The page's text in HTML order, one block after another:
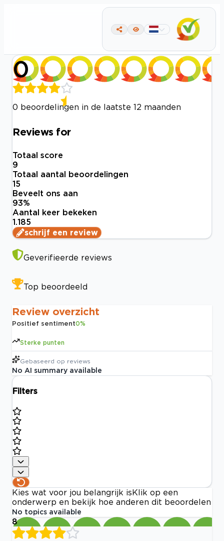
0
0 beoordelingen in de laatste 12 maanden
Reviews for
Totaal score
9
Totaal aantal beoordelingen
15
Beveelt ons aan
93%
Aantal keer bekeken
1.185
schrijf een review
Geverifieerde reviews
Top beoordeeld
Review overzicht
Positief sentiment0%
Sterke punten
Gebaseerd op reviews
No AI summary available
Filters
Kies wat voor jou belangrijk is Klik op een
onderwerp en bekijk hoe anderen dit beoordelen
No topics available
8